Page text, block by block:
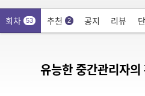
회차 53 추천 2 공지 리뷰
유능한 중간관리자